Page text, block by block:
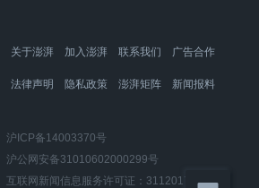
关于澎湃 加入澎湃 联系我们 广告合作
法律声明 隐私政策 澎湃矩阵 新闻报料
沪ICP备14003370号
沪公网安备31010602000299号
互联网新闻信息服务许可证：31120170006